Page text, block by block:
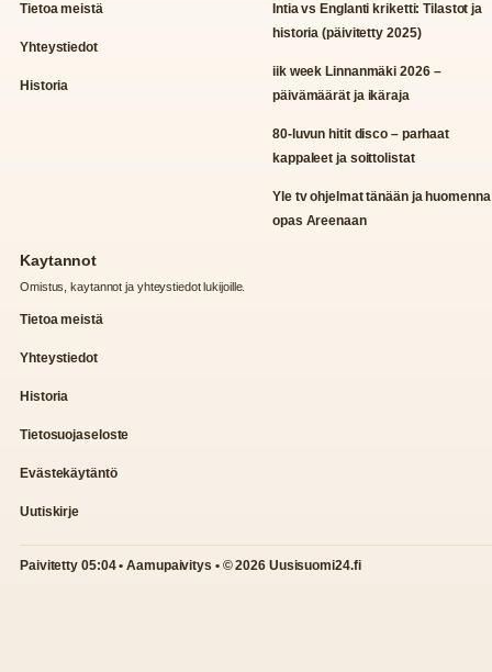
Tietoa meistä
Yhteystiedot
Historia
Intia vs Englanti kriketti: Tilastot ja
historia (päivitetty 2025)
iik week Linnanmäki 2026 –
päivämäärät ja ikäraja
80-luvun hitit disco – parhaat
kappaleet ja soittolistat
Yle tv ohjelmat tänään ja
opas Areenaan
Kaytannot
Omistus, kaytannot ja yhteystiedot lukijoille.
Tietoa meistä
Yhteystiedot
Historia
Tietosuojaseloste
Evästekäytäntö
Uutiskirje
Paivitetty 05:04 • Aamupaivitys • © 2026 Uusisuomi24.fi